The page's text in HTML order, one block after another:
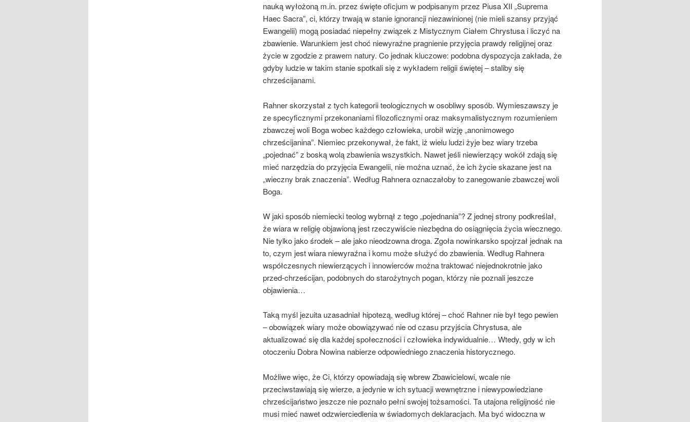
nauką wyłożoną m.in. przez święte oficjum w podpisanym przez Piusa XII „Suprema
Haec Sacra”, ci, którzy trwają w stanie ignorancji niezawinionej (nie mieli szansy przyjąć
Ewangelii) mogą posiadać niepełny związek z Mistycznym Ciałem Chrystusa i liczyć na
zbawienie. Warunkiem jest choć niewyraźne pragnienie przyjęcia prawdy religijnej oraz
życie w zgodzie z prawem natury. Co jednak kluczowe: podobna dyspozycja zakłada, że
gdyby ludzie w takim stanie spotkali się z wykładem religii świętej – staliby się
chrześcijanami.
Rahner skorzystał z tych kategorii teologicznych w osobliwy sposób. Wymieszawszy je
ze specyficznymi przekonaniami filozoficznymi oraz maksymalistycznym rozumieniem
zbawczej woli Boga wobec każdego człowieka, urobił wizję „anonimowego
chrześcijanina”. Niemiec przekonywał, że fakt, iż wielu ludzi żyje bez wiary trzeba
„pojednać” z boską wolą zbawienia wszystkich. Nawet jeśli niewierzący wokół zdają się
mieć narzędzia do przyjęcia Ewangelii, nie można uznać, że ich życie skazane jest na
„wieczny brak znaczenia”. Według Rahnera oznaczałoby to zanegowanie zbawczej woli
Boga.
W jaki sposób niemiecki teolog wybrnął z tego „pojednania”? Z jednej strony podkreślał,
że wiara w religię objawioną jest rzeczywiście niezbędna do osiągnięcia życia wiecznego.
Nie tylko jako środek – ale jako nieodzowna droga. Zgoła nowinkarsko spojrzał jednak na
to, czym jest wiara niewyraźna i komu może służyć do zbawienia. Według Rahnera
współczesnych niewierzących i innowierców można traktować niejednokrotnie jako
przed-chrześcijan, podobnych do starożytnych pogan, którzy nie poznali jeszcze
objawienia…
Taką myśl jezuita uzasadniał hipotezą, według której – choć Rahner nie był tego pewien
– obowiązek wiary może obowiązywać nie od czasu przyjścia Chrystusa, ale
aktualizować się dla każdej społeczności i człowieka indywidualnie… Wtedy, gdy w ich
otoczeniu Dobra Nowina nabierze odpowiedniego znaczenia historycznego.
Możliwe więc, że Ci, którzy opowiadają się wbrew Zbawicielowi, wcale nie
przeciwstawiają się wierze, a jedynie w ich sytuacji wewnętrzne i niewypowiedziane
chrześcijaństwo jeszcze nie poznało pełni swojej tożsamości. Ta utajona religijność nie
musi mieć nawet odzwierciedlenia w świadomych deklaracjach. Ma być widoczna w